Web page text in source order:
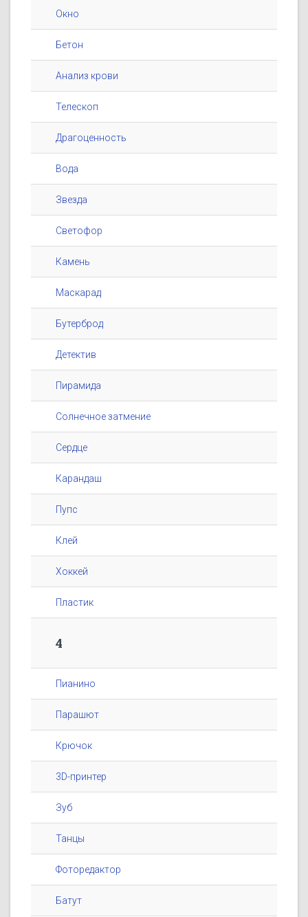
Окно
Бетон
Анализ крови
Телескоп
Драгоценность
Вода
Звезда
Светофор
Камень
Маскарад
Бутерброд
Детектив
Пирамида
Солнечное затмение
Сердце
Карандаш
Пупс
Клей
Хоккей
Пластик
4
Пианино
Парашют
Крючок
3D-принтер
Зуб
Танцы
Фоторедактор
Батут